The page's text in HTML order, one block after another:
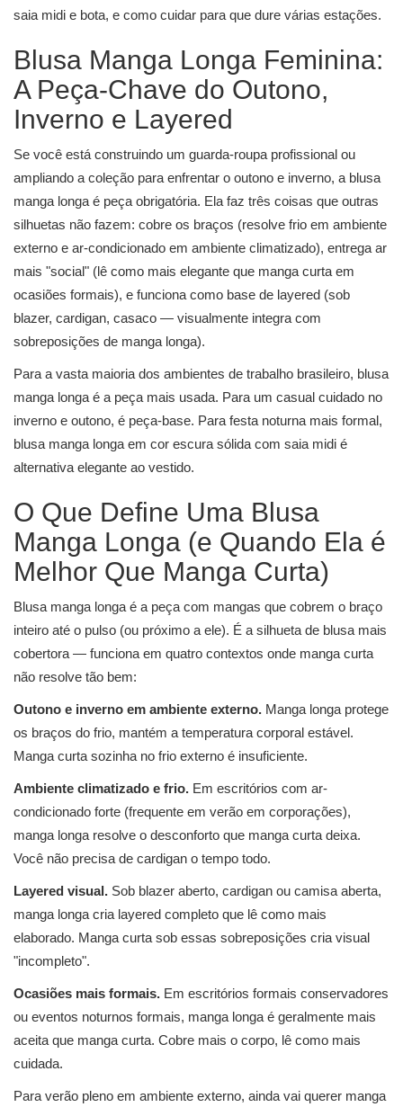
saia midi e bota, e como cuidar para que dure várias estações.
Blusa Manga Longa Feminina:
A Peça-Chave do Outono,
Inverno e Layered
Se você está construindo um guarda-roupa profissional ou
ampliando a coleção para enfrentar o outono e inverno, a blusa
manga longa é peça obrigatória. Ela faz três coisas que outras
silhuetas não fazem: cobre os braços (resolve frio em ambiente
externo e ar-condicionado em ambiente climatizado), entrega ar
mais "social" (lê como mais elegante que manga curta em
ocasiões formais), e funciona como base de layered (sob
blazer, cardigan, casaco — visualmente integra com
sobreposições de manga longa).
Para a vasta maioria dos ambientes de trabalho brasileiro, blusa
manga longa é a peça mais usada. Para um casual cuidado no
inverno e outono, é peça-base. Para festa noturna mais formal,
blusa manga longa em cor escura sólida com saia midi é
alternativa elegante ao vestido.
O Que Define Uma Blusa
Manga Longa (e Quando Ela é
Melhor Que Manga Curta)
Blusa manga longa é a peça com mangas que cobrem o braço
inteiro até o pulso (ou próximo a ele). É a silhueta de blusa mais
cobertora — funciona em quatro contextos onde manga curta
não resolve tão bem:
Outono e inverno em ambiente externo. Manga longa protege
os braços do frio, mantém a temperatura corporal estável.
Manga curta sozinha no frio externo é insuficiente.
Ambiente climatizado e frio. Em escritórios com ar-
condicionado forte (frequente em verão em corporações),
manga longa resolve o desconforto que manga curta deixa.
Você não precisa de cardigan o tempo todo.
Layered visual. Sob blazer aberto, cardigan ou camisa aberta,
manga longa cria layered completo que lê como mais
elaborado. Manga curta sob essas sobreposições cria visual
"incompleto".
Ocasiões mais formais. Em escritórios formais conservadores
ou eventos noturnos formais, manga longa é geralmente mais
aceita que manga curta. Cobre mais o corpo, lê como mais
cuidada.
Para verão pleno em ambiente externo, ainda vai querer manga